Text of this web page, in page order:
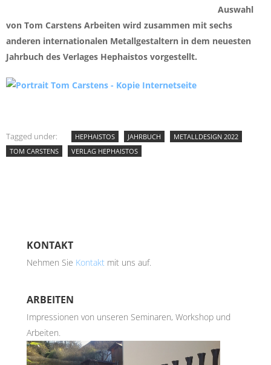
Auswahl
von Tom Carstens Arbeiten wird zusammen mit sechs
anderen internationalen Metallgestaltern in dem neuesten
Jahrbuch des Verlages Hephaistos vorgestellt.
Tagged under: HEPHAISTOS JAHRBUCH
METALLDESIGN 2022
TOM CARSTENS
VERLAG HEPHAISTOS
KONTAKT
Nehmen Sie Kontakt mit uns auf.
ARBEITEN
Impressionen von unseren Seminaren, Workshop und
Arbeiten.